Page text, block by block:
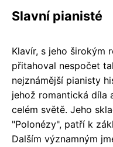
Slavní pianisté
Klavír, s jeho širokým
přitahoval nespočet
nejznámější pianisty
jehož romantická díla
celém světě. Jeho
"Polonézy", patří k
Dalším významným